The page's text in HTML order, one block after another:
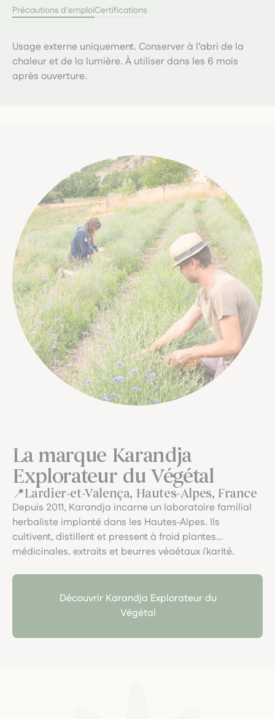
Précautions d'emploiCertifications
Usage externe uniquement. Conserver à l’abri de la
chaleur et de la lumière. À utiliser dans les 6 mois
après ouverture.
La marque Karandja
Explorateur du Végétal
Lardier-et-Valença, Hautes-Alpes, France
Depuis 2011, Karandja incarne un laboratoire familial
herbaliste implanté dans les Hautes‑Alpes. Ils
cultivent, distillent et pressent à froid plantes
médicinales, extraits et beurres végétaux (karité,
écoresponsable. Le soin du végétal, la traçabilité, et
l’art du fait main y sont célébrés dans chaque pot.
Découvrir Karandja Explorateur du
Végétal